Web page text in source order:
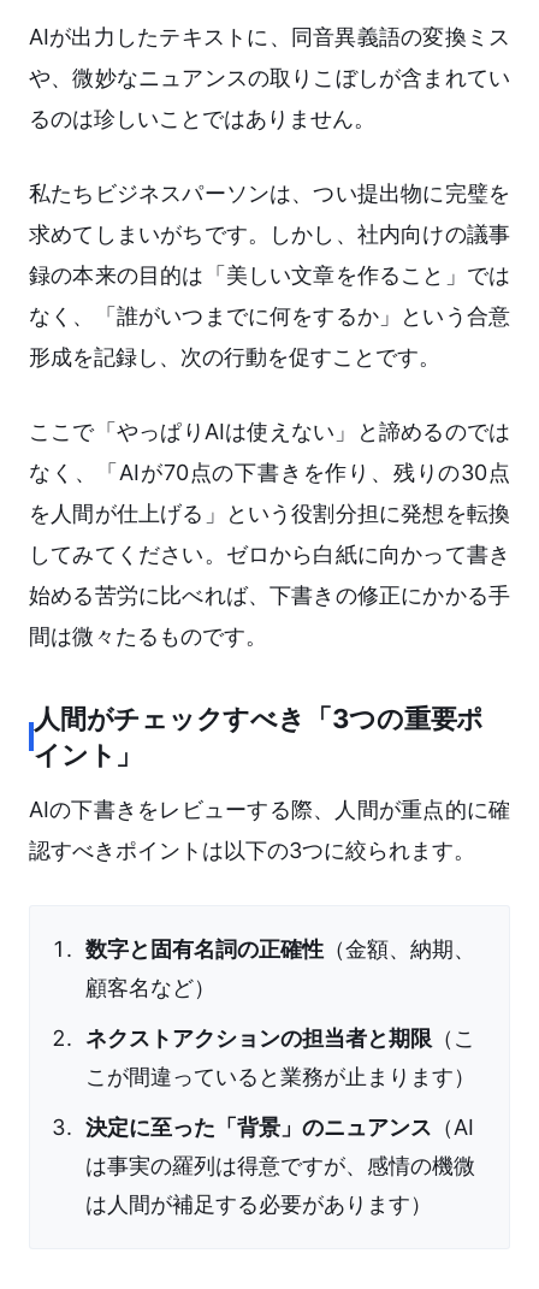
AIが出力したテキストに、同音異義語の変換ミス
や、微妙なニュアンスの取りこぼしが含まれてい
るのは珍しいことではありません。
私たちビジネスパーソンは、つい提出物に完璧を
求めてしまいがちです。しかし、社内向けの議事
録の本来の目的は「美しい文章を作ること」では
なく、「誰がいつまでに何をするか」という合意
形成を記録し、次の行動を促すことです。
ここで「やっぱりAIは使えない」と諦めるのでは
なく、「AIが70点の下書きを作り、残りの30点
を人間が仕上げる」という役割分担に発想を転換
してみてください。ゼロから白紙に向かって書き
始める苦労に比べれば、下書きの修正にかかる手
間は微々たるものです。
人間がチェックすべき「3つの重要ポ
イント」
AIの下書きをレビューする際、人間が重点的に確
認すべきポイントは以下の3つに絞られます。
数字と固有名詞の正確性 （金額、納期、
顧客名など）
ネクストアクションの担当者と期限 （こ
こが間違っていると業務が止まります）
決定に至った「背景」のニュアンス （AI
は事実の羅列は得意ですが、感情の機微
は人間が補足する必要があります）